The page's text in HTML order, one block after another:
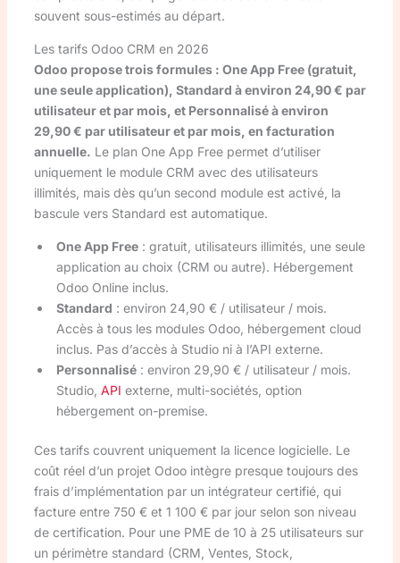
souvent sous-estimés au départ.
Les tarifs Odoo CRM en 2026
Odoo propose trois formules : One App Free (gratuit,
une seule application), Standard à environ 24,90 € par
utilisateur et par mois, et Personnalisé à environ
29,90 € par utilisateur et par mois, en facturation
annuelle. Le plan One App Free permet d’utiliser
uniquement le module CRM avec des utilisateurs
illimités, mais dès qu’un second module est activé, la
bascule vers Standard est automatique.
One App Free: gratuit, utilisateurs illimités, une seule
application au choix (CRM ou autre). Hébergement
Odoo Online inclus.
Standard : environ 24,90 € / utilisateur / mois.
Accès à tous les modules Odoo, hébergement cloud
inclus. Pas d’accès à Studio ni à l’API externe.
Personnalisé: environ 29,90 € / utilisateur / mois.
Studio, API externe, multi-sociétés, option
hébergement on-premise.
Ces tarifs couvrent uniquement la licence logicielle. Le
coût réel d’un projet Odoo intègre presque toujours des
frais d’implémentation par un intégrateur certifié, qui
facture entre 750 € et 1 100 € par jour selon son niveau
de certification. Pour une PME de 10 à 25 utilisateurs sur
un périmètre standard (CRM, Ventes, Stock,